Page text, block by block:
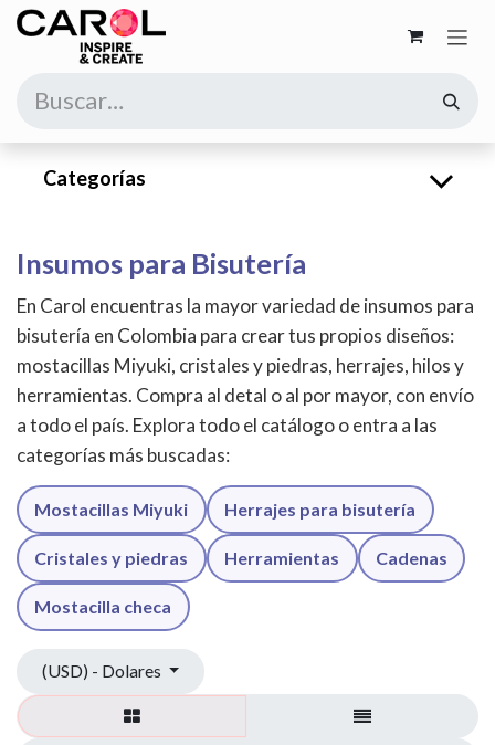
Ir al contenido
Categorías
Insumos para Bisutería
En Carol encuentras la mayor variedad de insumos para
bisutería en Colombia para crear tus propios diseños:
mostacillas Miyuki, cristales y piedras, herrajes, hilos y
herramientas. Compra al detal o al por mayor, con envío
a todo el país. Explora todo el catálogo o entra a las
categorías más buscadas:
Mostacillas Miyuki Herrajes para bisutería
Cristales y piedras Herramientas Cadenas
Mostacilla checa
(USD) - Dolares